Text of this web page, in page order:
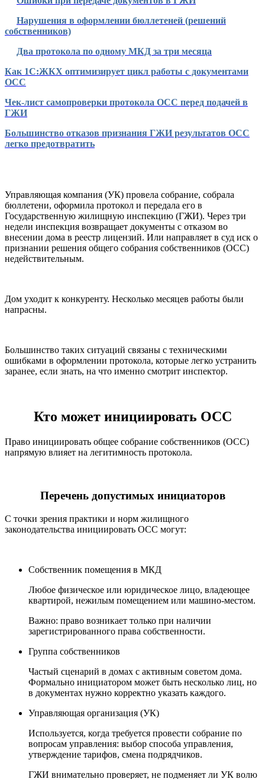
Нарушения в оформлении бюллетеней (решений
собственников)
Два протокола по одному МКД за три месяца
Как 1С:ЖКХ оптимизирует цикл работы с документами
ОСС
Чек-лист самопроверки протокола ОСС перед подачей в
ГЖИ
Большинство отказов признания ГЖИ результатов ОСС
легко предотвратить
Управляющая компания (УК) провела собрание, собрала
бюллетени, оформила протокол и передала его в
Государственную жилищную инспекцию (ГЖИ). Через три
недели инспекция возвращает документы с отказом во
внесении дома в реестр лицензий. Или направляет в суд иск о
признании решения общего собрания собственников (ОСС)
недействительным.
Дом уходит к конкуренту. Несколько месяцев работы были
напрасны.
Большинство таких ситуаций связаны с техническими
ошибками в оформлении протокола, которые легко устранить
заранее, если знать, на что именно смотрит инспектор.
Кто может инициировать ОСС
Право инициировать общее собрание собственников (ОСС)
напрямую влияет на легитимность протокола.
Перечень допустимых инициаторов
С точки зрения практики и норм жилищного
законодательства инициировать ОСС могут:
Собственник помещения в МКД
Любое физическое или юридическое лицо, владеющее
квартирой, нежилым помещением или машино-местом.
Важно: право возникает только при наличии
зарегистрированного права собственности.
Группа собственников
Частый сценарий в домах с активным советом дома.
Формально инициатором может быть несколько лиц, но
в документах нужно корректно указать каждого.
Управляющая организация (УК)
Используется, когда требуется провести собрание по
вопросам управления: выбор способа управления,
утверждение тарифов, смена подрядчиков.
ГЖИ внимательно проверяет, не подменяет ли УК волю